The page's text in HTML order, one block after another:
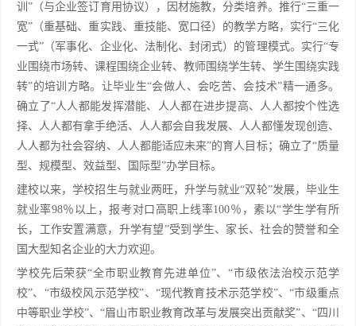
训”（与企业签订育用协议），因材施教，分类培养。推行“三重一
宽”（重基础、重实践、重技能、宽口径）的教学方略，实行“三化
一式”（军事化、企业化、法制化、封闭式）的管理模式。实行“专
业围绕市场转、课程围绕企业转、教师围绕学生转、学生围绕实践
转”的培训方略。让毕业生“会做人、会吃苦、会技术”精一通多。
确立了“人人都能发挥潜能、人人都在进步提高、人人都按个性选
择、人人都有拿手绝活、人人都会自我发展、人人都懂发现创造、
人人都为社会容纳、人人都能适应未来”的育人目标；确立了“质量
型、规模型、效益型、国际型”办学目标。
建校以来，学校招生与就业两旺，升学与就业“双轮”发展，毕业生
就业率98％以上，报考对口高职上线率100％，素以“学生学有所
长，工作安置满意，升学有望”受到学生、家长、社会的赞誉和全
国大型知名企业的大力欢迎。
学校先后荣获“全市职业教育先进单位”、“市级依法治校示范学
校”、“市级校风示范学校”、“现代教育技术示范学校”、“市级重点
中等职业学校”、“眉山市职业教育改革与发展突出贡献奖”、“四川